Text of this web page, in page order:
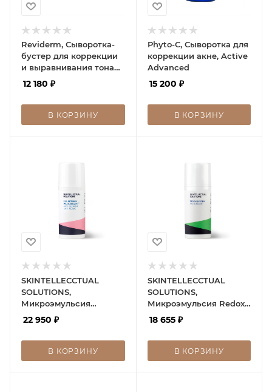
Reviderm, Сыворотка-
бустер для коррекции
и выравнивания тона
кожи, Brightening
12 180 ₽
В КОРЗИНУ
Phyto-C, Сыворотка для
коррекции акне, Active
Advanced
15 200 ₽
В КОРЗИНУ
SKINTELLECCTUAL
SOLUTIONS,
Микроэмульсия
BioRetinol Micro Argent
22 950 ₽
В КОРЗИНУ
SKINTELLECCTUAL
SOLUTIONS,
Микроэмульсия Redox
System
18 655₽
В КОРЗИНУ